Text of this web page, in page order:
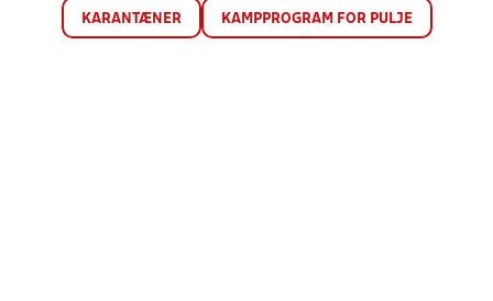
KARANTÆNER KAMPPROGRAM FOR PULJE